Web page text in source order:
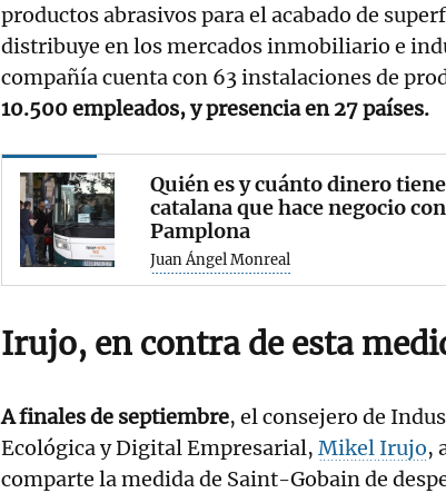
productos abrasivos para el acabado de
distribuye en los mercados inmobiliario e
compañía cuenta con 63 instalaciones de
10.500 empleados, y presencia en 27 países.
Quién es y cuánto dinero
catalana que hace negocio
Pamplona
Juan Ángel Monreal
Irujo, en contra de esta
A finales de septiembre, el consejero de
Ecológica y Digital Empresarial, Mikel Irujo,
comparte la medida de Saint-Gobain de